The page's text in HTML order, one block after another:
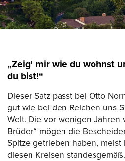
„Zeig‘ mir wie du wohnst
du bist!“
Dieser Satz passt bei Otto
gut wie bei den Reichen uns
Welt. Die vor wenigen Jahren
Brüder“ mögen die
Spitze getrieben haben,
diesen Kreisen